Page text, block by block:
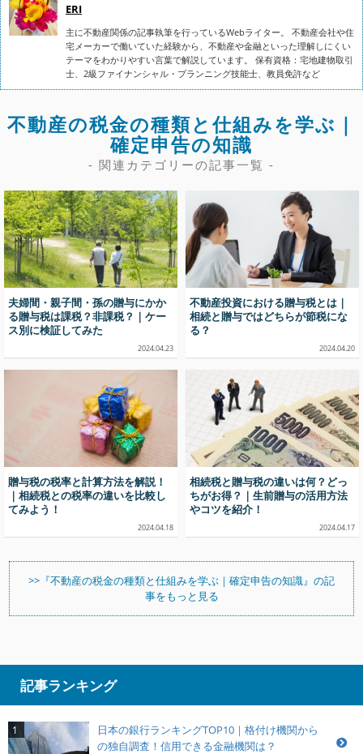
ERI
主に不動産関係の記事執筆を行っているWebライター。 不動産会社や住
宅メーカーで働いていた経験から、不動産や金融といった理解しにくい
テーマをわかりやすい言葉で解説しています。 保有資格：宅地建物取引
士、2級ファイナンシャル・プランニング技能士、教員免許など
不動産の税金の種類と仕組みを学ぶ｜
確定申告の知識
- 関連カテゴリーの記事一覧 -
夫婦間・親子間・孫の贈与にかか
る贈与税は課税？非課税？｜ケー
ス別に検証してみた
2024.04.23
不動産投資における贈与税とは｜
相続と贈与ではどちらが節税にな
る？
2024.04.20
贈与税の税率と計算方法を解説！
｜相続税との税率の違いを比較し
てみよう！
2024.04.18
相続税と贈与税の違いは何？どっ
ちがお得？｜生前贈与の活用方法
やコツを紹介！
2024.04.17
>>『不動産の税金の種類と仕組みを学ぶ｜確定申告の知識』の記
事をもっと見る
記事ランキング
1
日本の銀行ランキングTOP10｜格付け機関から
の独自調査！信用できる金融機関は？